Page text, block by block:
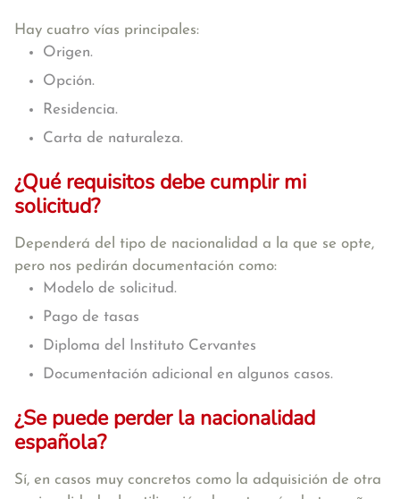
Hay cuatro vías principales:
Origen.
Opción.
Residencia.
Carta de naturaleza.
¿Qué requisitos debe cumplir mi
solicitud?
Dependerá del tipo de nacionalidad a la que se opte,
pero nos pedirán documentación como:
Modelo de solicitud.
Pago de tasas
Diploma del Instituto Cervantes
Documentación adicional en algunos casos.
¿Se puede perder la nacionalidad
española?
Sí, en casos muy concretos como la adquisición de otra